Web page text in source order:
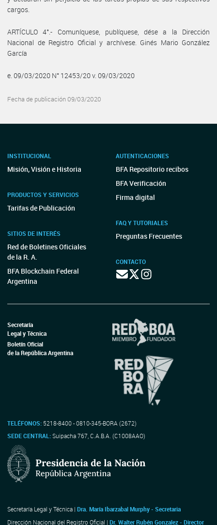
cargos.
ARTÍCULO 4°.- Comuníquese, publíquese, dése a la Dirección
Nacional de Registro Oficial y archívese. Ginés Mario González
García
e. 09/03/2020 N° 12453/20 v. 09/03/2020
Fecha de publicación 09/03/2020
INSTITUCIONAL
Misión, Visión e Historia
PRODUCTOS Y SERVICIOS
Tarifas de Publicación
SITIOS DE INTERÉS
Red de Boletines Oficiales
de la R. A.
BFA Blockchain Federal
Argentina
AUTENTICACIONES
BFA Repositorio recibos
BFA Verificación
Firma digital
FAQ Y TUTORIALES
Preguntas Frecuentes
CONTACTO
Secretaría
Legal y Técnica
Boletín Oficial
de la República Argentina
TELÉFONOS: 5218-8400 - 0810-345-BORA (2672)
SEDE CENTRAL:Suipacha 767, C.A.B.A. (C1008AAO)
Secretaría Legal y Técnica | Dra. María Ibarzabal Murphy - Secretaria
Dirección Nacional del Registro Oficial | Dr. Walter Rubén Gonzalez - Director